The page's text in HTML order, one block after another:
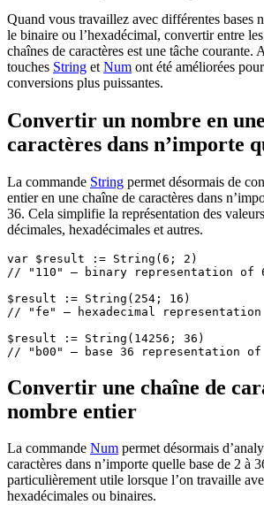
Quand vous travaillez avec différentes bases
le binaire ou l’hexadécimal, convertir entre
chaînes de caractères est une tâche courante.
touches String et Num ont été améliorées
conversions plus puissantes.
Convertir un nombre en
caractères dans n’importe
La commande String permet désormais de
entier en une chaîne de caractères dans
36. Cela simplifie la représentation des
décimales, hexadécimales et autres.
var $result := String(6; 2)
// "110" — binary representation of
$result := String(254; 16)
// "fe" — hexadecimal
$result := String(14256; 36)
// "b00" — base 36 representation of
Convertir une chaîne de
nombre entier
La commande Num permet désormais
caractères dans n’importe quelle base de 2 à
particulièrement utile lorsque l’on travaille
hexadécimales ou binaires.